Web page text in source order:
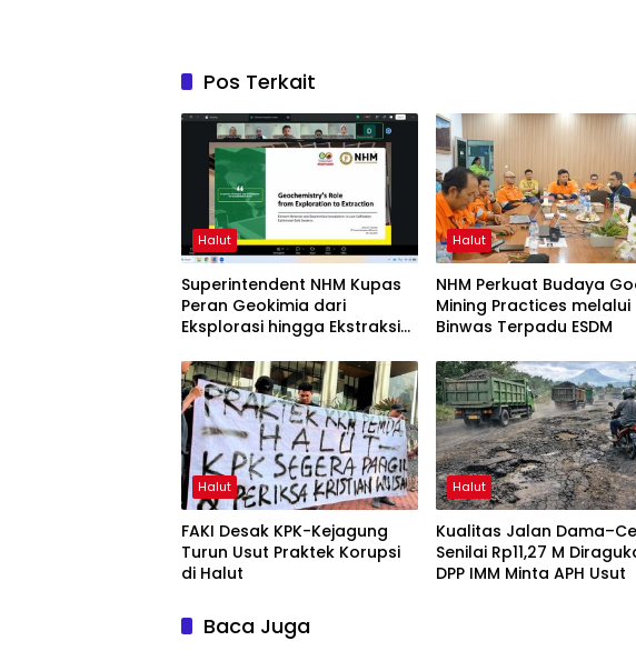
Pos Terkait
Halut
Superintendent NHM Kupas
Peran Geokimia dari
Eksplorasi hingga Ekstraksi
UNG
Halut
NHM Perkuat Budaya
Mining Practices melalui
Binwas Terpadu ESDM
Halut
FAKI Desak KPK-Kejagung
Turun Usut Praktek Korupsi
di Halut
Halut
Kualitas Jalan
Senilai Rp11,27 M
DPP IMM Minta APH Usut
Baca Juga